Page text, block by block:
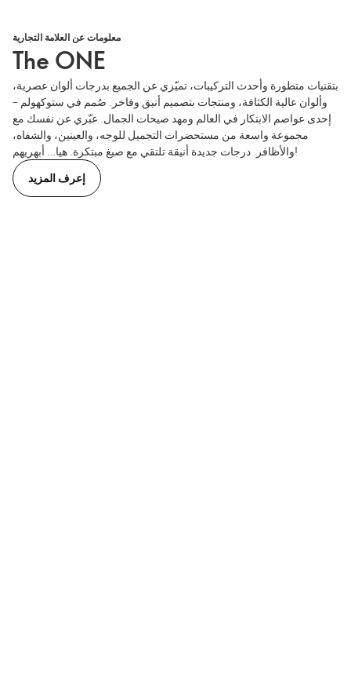
معلومات عن العلامة التجارية
The ONE
بتقنيات متطورة وأحدث التركيبات، تميّزي عن الجميع بدرجات ألوان عصرية،
وألوان عالية الكثافة، ومنتجات بتصميم أنيق وفاخر. صُمم في ستوكهولم –
إحدى عواصم الابتكار في العالم ومهد صيحات الجمال. عبّري عن نفسك مع
مجموعة واسعة من مستحضرات التجميل للوجه، والعينين، والشفاه،
والأظافر. درجات جديدة أنيقة تلتقي مع صيغ مبتكرة. هيا… أبهريهم!
إعرف المزيد